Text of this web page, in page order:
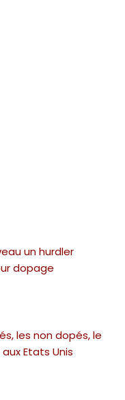
un hurdler
dopage
les non dopés, le
Etats Unis